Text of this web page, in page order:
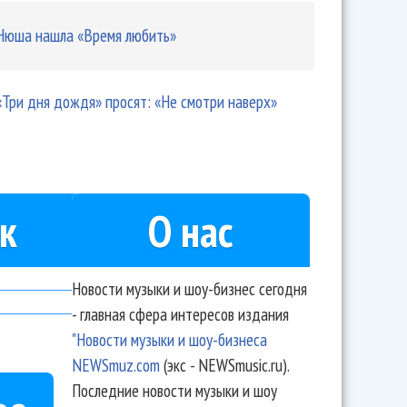
нашла «Время любить»
дня дождя» просят: «Не смотри наверх»
О нас
Новости музыки и шоу-бизнес сегодня
- главная сфера интересов издания
"Новости музыки и шоу-бизнеса
NEWSmuz.com(экс - NEWSmusic.ru).
Последние новости музыки и шоу